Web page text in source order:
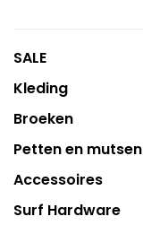
SALE
Kleding
Broeken
Petten en mutsen
Accessoires
Surf Hardware